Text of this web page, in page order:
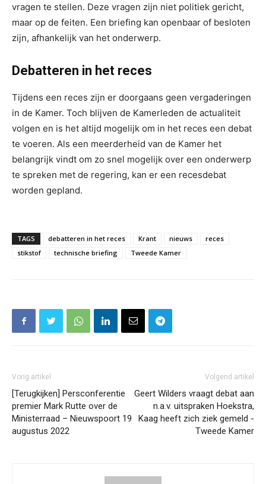
vragen te stellen. Deze vragen zijn niet politiek gericht,
maar op de feiten. Een briefing kan openbaar of besloten
zijn, afhankelijk van het onderwerp.
Debatteren in het reces
Tijdens een reces zijn er doorgaans geen vergaderingen
in de Kamer. Toch blijven de Kamerleden de actualiteit
volgen en is het altijd mogelijk om in het reces een debat
te voeren. Als een meerderheid van de Kamer het
belangrijk vindt om zo snel mogelijk over een onderwerp
te spreken met de regering, kan er een recesdebat
worden gepland.
TAGS debatteren in het reces Krant nieuws
reces
stikstof
technische briefing Tweede Kamer
Vorig artikel
[Terugkijken] Persconferentie
premier Mark Rutte over de
Ministerraad – Nieuwspoort 19
augustus 2022
Volgend artikel
Geert Wilders vraagt debat aan
n.a.v. uitspraken Hoekstra,
Kaag heeft zich ziek gemeld -
Tweede Kamer